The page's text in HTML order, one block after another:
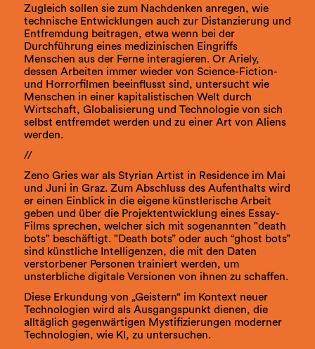
Zugleich sollen sie zum Nachdenken anregen, wie
technische Entwicklungen auch zur Distanzierung und
Entfremdung beitragen, etwa wenn bei der
Durchführung eines medizinischen Eingriffs
Menschen aus der Ferne interagieren. Or Ariely,
dessen Arbeiten immer wieder von Science-Fiction-
und Horrorfilmen beeinflusst sind, untersucht wie
Menschen in einer kapitalistischen Welt durch
Wirtschaft, Globalisierung und Technologie von sich
selbst entfremdet werden und zu einer Art von Aliens
werden.
//
Zeno Gries war als Styrian Artist in Residence im Mai
und Juni in Graz. Zum Abschluss des Aufenthalts wird
er einen Einblick in die eigene künstlerische Arbeit
geben und über die Projektentwicklung eines Essay-
Films sprechen, welcher sich mit sogenannten "death
bots" beschäftigt. "Death bots” oder auch “ghost bots”
sind künstliche Intelligenzen, die mit den Daten
verstorbener Personen trainiert werden, um
unsterbliche digitale Versionen von ihnen zu schaffen.
Diese Erkundung von „Geistern“ im Kontext neuer
Technologien wird als Ausgangspunkt dienen, die
alltäglich gegenwärtigen Mystifizierungen moderner
Technologien, wie KI, zu untersuchen.